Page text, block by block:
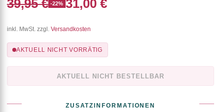
39,95 € -22% 31,00 €
inkl. MwSt. zzgl. Versandkosten
AKTUELL NICHT VORRÄTIG
AKTUELL NICHT BESTELLBAR
ZUSATZINFORMATIONEN